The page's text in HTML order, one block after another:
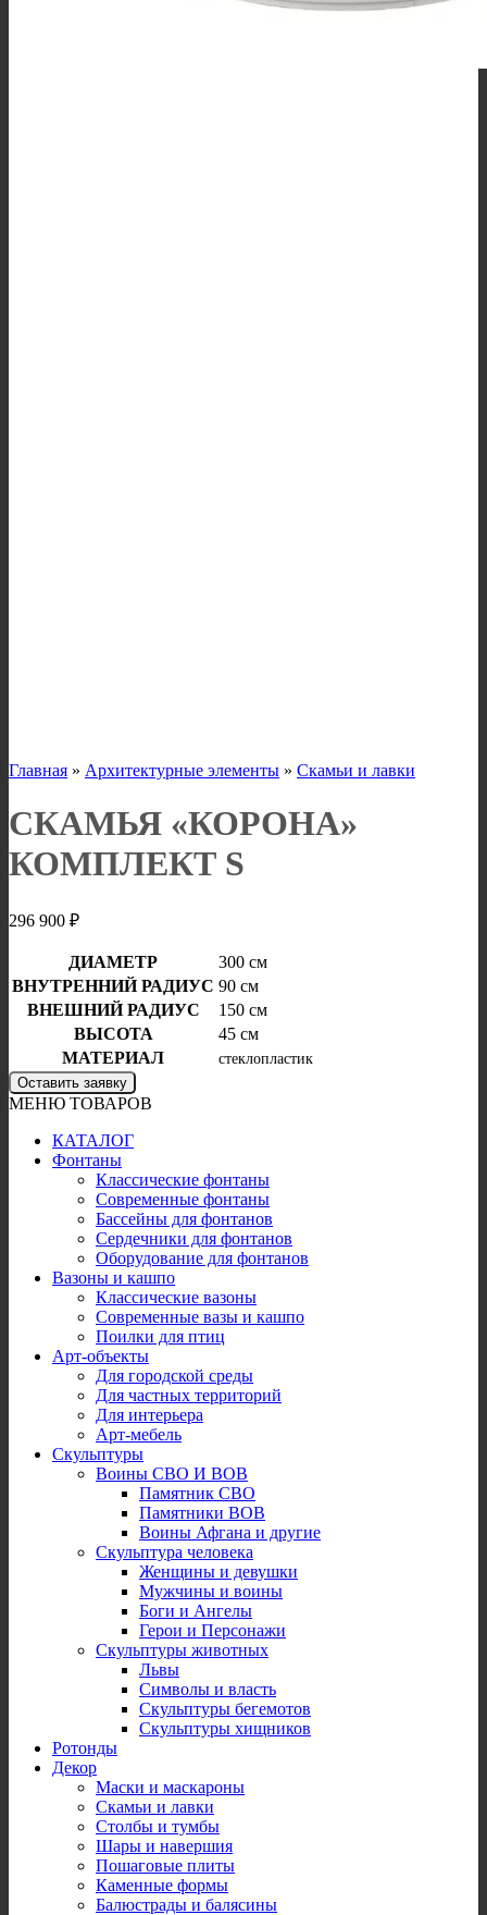
Главная » Архитектурные элементы » Скамьи и лавки
СКАМЬЯ «КОРОНА»
КОМПЛЕКТ S
296 900 ₽
ДИАМЕТР
300 см
ВНУТРЕННИЙ РАДИУС 90 см
ВНЕШНИЙ РАДИУС
150 см
ВЫСОТА
45 см
МАТЕРИАЛ
стеклопластик
Оставить заявку
МЕНЮ ТОВАРОВ
КАТАЛОГ
Фонтаны
Классические фонтаны
Современные фонтаны
Бассейны для фонтанов
Сердечники для фонтанов
Оборудование для фонтанов
Вазоны и кашпо
Классические вазоны
Современные вазы и кашпо
Поилки для птиц
Арт-объекты
Для городской среды
Для частных территорий
Для интерьера
Арт-мебель
Скульптуры
Воины СВО И ВОВ
Памятник СВО
Памятники ВОВ
Воины Афгана и другие
Скульптура человека
Женщины и девушки
Мужчины и воины
Боги и Ангелы
Герои и Персонажи
Скульптуры животных
Львы
Символы и власть
Скульптуры бегемотов
Скульптуры хищников
Ротонды
Декор
Маски и маскароны
Скамьи и лавки
Столбы и тумбы
Шары и навершия
Пошаговые плиты
Каменные формы
Балюстрады и балясины